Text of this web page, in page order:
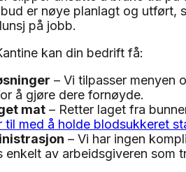
er nøye planlagt og
på jobb.
kan din bedrift få:
– Vi tilpasser menyen
å gjøre dere fornøyde.
mat – Retter laget fra
til med å holde blodsukkeret
– Vi har ingen
enkelt av arbeidsgiveren som